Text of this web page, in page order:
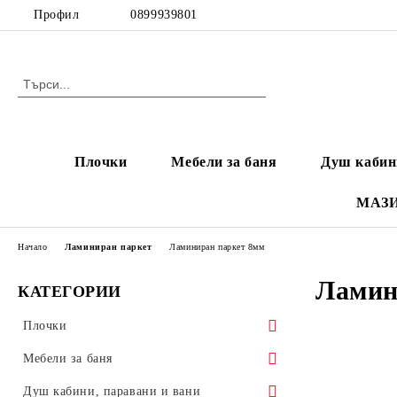
Профил 0899939801
Плочки Мебели за баня Душ
КАТЕГОРИИ
Плочки
Плочки за баня
Фаянс тип МРАМОР
Гранитогрес
Мебели за баня
Шкафове за баня
Душ кабини, паравани и вани
Начало Ламиниран паркет Ламиниран паркет 8мм